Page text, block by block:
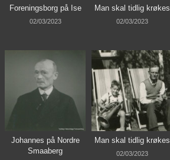
Foreningsborg på Ise
02/03/2023
Man skal tidlig krøkes
02/03/2023
Johannes på Nordre
Smaaberg
Man skal tidlig krøkes
02/03/2023